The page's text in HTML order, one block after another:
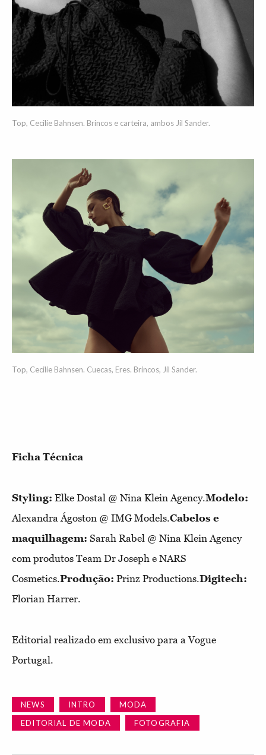
Top, Cecilie Bahnsen. Brincos e carteira, ambos Jil Sander.
Top, Cecilie Bahnsen. Cuecas, Eres. Brincos, Jil Sander.
Ficha Técnica
Styling: Elke Dostal @ Nina Klein Agency.Modelo:
Alexandra Ágoston @ IMG Models.Cabelos e
maquilhagem: Sarah Rabel @ Nina Klein Agency
com produtos Team Dr Joseph e NARS
Cosmetics.Produção: Prinz Productions.Digitech:
Florian Harrer.
Editorial realizado em exclusivo para a Vogue
Portugal.
NEWS INTRO
MODA
EDITORIAL DE MODA
FOTOGRAFIA